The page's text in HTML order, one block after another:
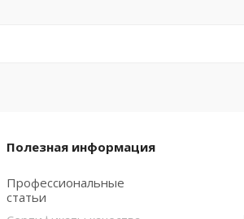
Полезная информация
Профессиональные
статьи